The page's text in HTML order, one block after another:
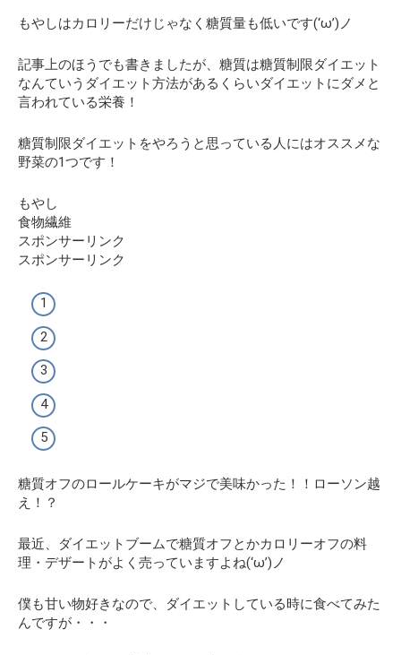
もやしはカロリーだけじゃなく糖質量も低いです(‘ω’)ノ
記事上のほうでも書きましたが、糖質は糖質制限ダイエット
なんていうダイエット方法があるくらいダイエットにダメと
言われている栄養！
糖質制限ダイエットをやろうと思っている人にはオススメな
野菜の1つです！
もやし
食物繊維
スポンサーリンク
スポンサーリンク
糖質オフのロールケーキがマジで美味かった！！ローソン越
え！？
最近、ダイエットブームで糖質オフとかカロリーオフの料
理・デザートがよく売っていますよね(‘ω’)ノ
僕も甘い物好きなので、ダイエットしている時に食べてみた
んですが・・・